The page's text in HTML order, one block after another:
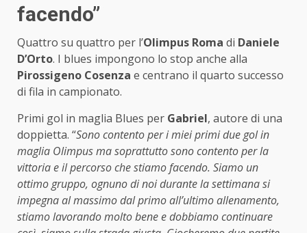
facendo”
Quattro su quattro per l’Olimpus Roma di Daniele
D’Orto. I blues impongono lo stop anche alla
Pirossigeno Cosenza e centrano il quarto successo
di fila in campionato.
Primi gol in maglia Blues per Gabriel, autore di una
doppietta. “Sono contento per i miei primi due gol in
maglia Olimpus ma soprattutto sono contento per la
vittoria e il percorso che stiamo facendo. Siamo un
ottimo gruppo, ognuno di noi durante la settimana si
impegna al massimo dal primo all’ultimo allenamento,
stiamo lavorando molto bene e dobbiamo continuare